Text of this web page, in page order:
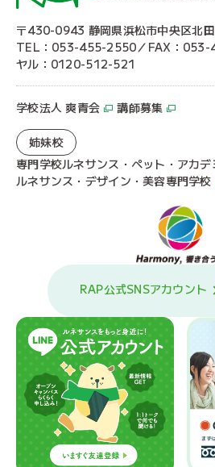
〒430-0943 静岡県浜松市中央区北
TEL：053-455-2550／FAX：053-
ヤル：0120-512-521
学校法人 爽青会 講師募集
姉妹校
専門学校ルネサンス・ペット・アカ
ルネサンス・デザイン・美容専門学校
RAP公式SNSアカウント